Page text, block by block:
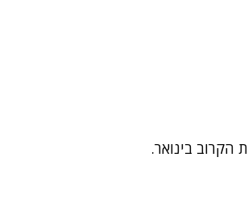
הקרוב בינואר.